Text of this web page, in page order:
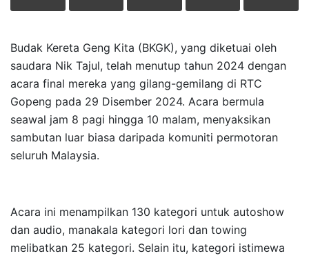
Budak Kereta Geng Kita (BKGK), yang diketuai oleh
saudara Nik Tajul, telah menutup tahun 2024 dengan
acara final mereka yang gilang-gemilang di RTC
Gopeng pada 29 Disember 2024. Acara bermula
seawal jam 8 pagi hingga 10 malam, menyaksikan
sambutan luar biasa daripada komuniti permotoran
seluruh Malaysia.
Acara ini menampilkan 130 kategori untuk autoshow
dan audio, manakala kategori lori dan towing
melibatkan 25 kategori. Selain itu, kategori istimewa